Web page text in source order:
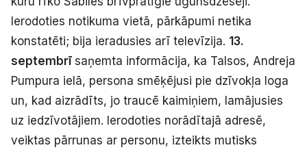
Ziņo redakcijai
Facebook Instagram YouTube
E-avīze Abonē
Ierodoties notikuma vietā, pārkāpumi netika
konstatēti; bija ieradusies arī televīzija. 13.
septembrī saņemta informācija, ka Talsos, Andreja
Pumpura ielā, persona smēķējusi pie dzīvokļa loga
un, kad aizrādīts, jo traucē kaimiņiem, lamājusies
uz iedzīvotājiem. Ierodoties norādītajā adresē,
veiktas pārrunas ar personu, izteikts mutisks